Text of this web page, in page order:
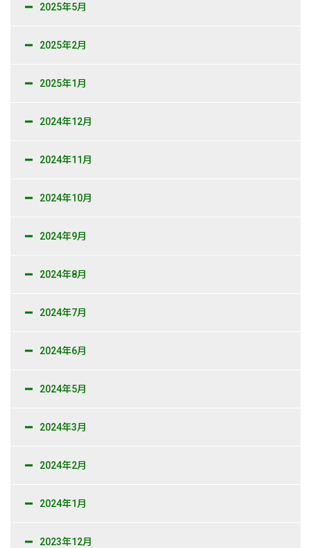
2025年5月
2025年2月
2025年1月
2024年12月
2024年11月
2024年10月
2024年9月
2024年8月
2024年7月
2024年6月
2024年5月
2024年3月
2024年2月
2024年1月
2023年12月